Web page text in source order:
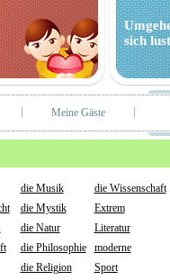
sich
Meine Gäste
die Musik
die Mystik
die Natur
die Philosophie
die Religion
die Wissenschaft
Extrem
Literatur
moderne
Sport